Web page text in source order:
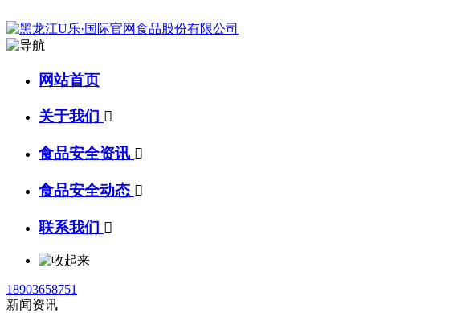
网站首页
关于我们 
食品安全资讯 
食品安全动态 
联系我们 
18903658751
新闻资讯